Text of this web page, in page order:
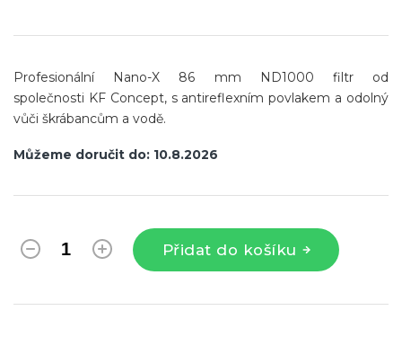
cena:
Můžeme doručit do: 10.8.2026
Přidat do košíku
Profesionální Nano-X 86 mm ND1000 filtr od
společnosti KF Concept, s antireflexním povlakem a odolný
vůči škrábancům a vodě.